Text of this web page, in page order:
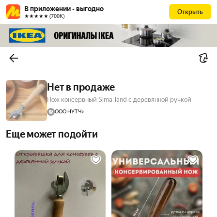
В приложении - выгодно
★★★★★ (700К)
Открыть
Нет в продаже
Нож консервный Sima-land с деревянной ручкой
ООО НУТЧ
Еще может подойти